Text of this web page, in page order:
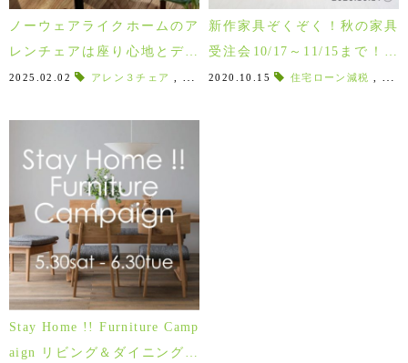
ノーウェアライクホームのア
レンチェアは座り心地とデザ
インのバランスを考えた木製
2025.02.02 アレン３チェア アレン,新築住宅 , 新築戸建て,新築イン
新作家具ぞくぞく！秋の家具
受注会10/17～11/15まで！現
品処分家具もご用意！
2020.10.15 住宅ローン減税
Stay Home !! Furniture Camp
aign リビング＆ダイニング家